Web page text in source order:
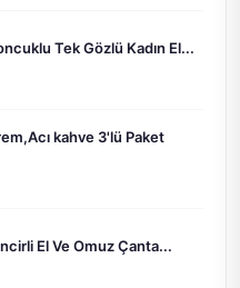
Tek Gözlü Kadın El...
kahve 3'lü Paket
El Ve Omuz Çanta...